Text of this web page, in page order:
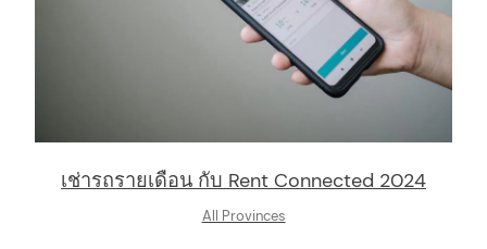
เช่ารถรายเดือน กับ Rent Connected 2024
All Provinces